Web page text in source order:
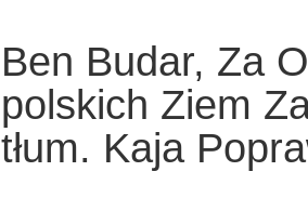
Ben Budar, Za
polskich Ziem
tłum. Kaja